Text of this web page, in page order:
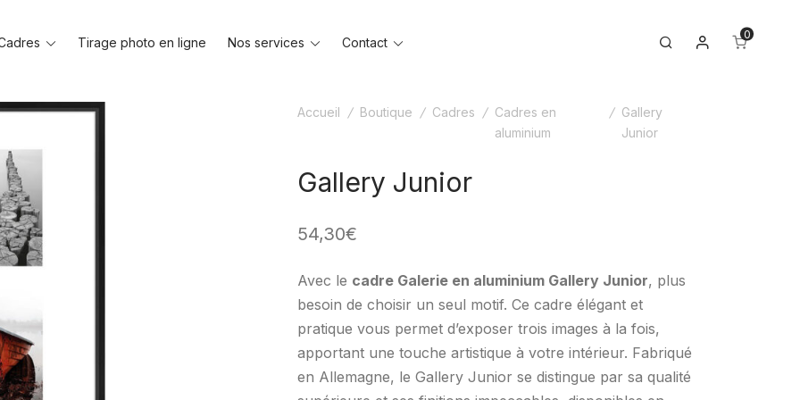
ToggleTirage photo en ligne Nos services
ToggleContact
Toggle
Search Mon compte
0
Accueil / Boutique / Cadres / Cadres en
aluminium
/ Gallery
Junior
Gallery Junior
54,30€
Avec le cadre Galerie en aluminium Gallery Junior, plus
besoin de choisir un seul motif. Ce cadre élégant et
pratique vous permet d’exposer trois images à la fois,
apportant une touche artistique à votre intérieur. Fabriqué
en Allemagne, le Gallery Junior se distingue par sa qualité